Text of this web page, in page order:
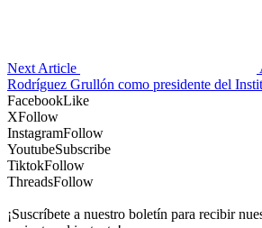
Next Article
Rodríguez Grullón como presidente del
FacebookLike
XFollow
InstagramFollow
YoutubeSubscribe
TiktokFollow
ThreadsFollow
¡Suscríbete a nuestro boletín para recibir